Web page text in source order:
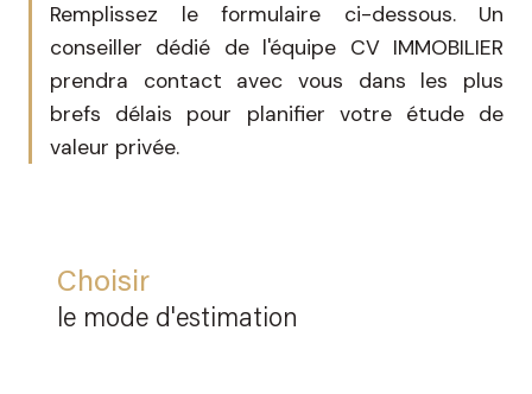
Remplissez le formulaire ci-dessous. Un
conseiller dédié de l'équipe CV IMMOBILIER
prendra contact avec vous dans les plus
brefs délais pour planifier votre étude de
valeur privée.
Choisir
le mode d'estimation